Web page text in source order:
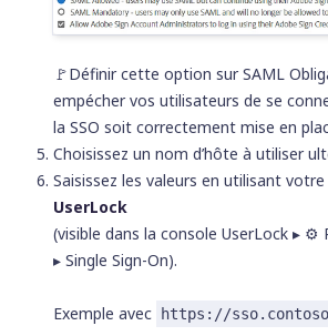
🚩️Définir cette option surSAML
empécher vos utilisateurs de se
la SSO soit correctement mise en
Choisissez un nom d’hôte à utiliser
Saisissez les valeurs en utilisant votre
UserLock
(visible dans la console UserLock ▸ ⚙️
▸ Single Sign-On).
Exemple avec https://